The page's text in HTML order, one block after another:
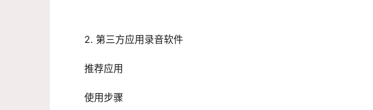
2. 第三方应用录音软件
推荐应用
使用步骤